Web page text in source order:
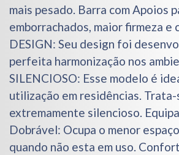
mais pesado. Barra com Apoios
emborrachados, maior firmeza e
DESIGN: Seu design foi
perfeita harmonização nos
SILENCIOSO: Esse modelo é
utilização em residências. Trata-
extremamente silencioso.
Dobrável: Ocupa o menor
quando não esta em uso.